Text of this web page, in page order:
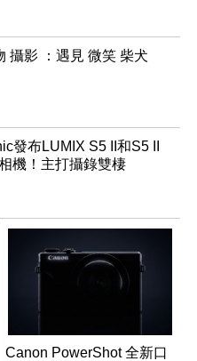
攝影 ：遇見 微笑 柴犬
發布LUMIX S5 II和S5 II
機！主打攝錄雙棲
Canon PowerShot 全新口